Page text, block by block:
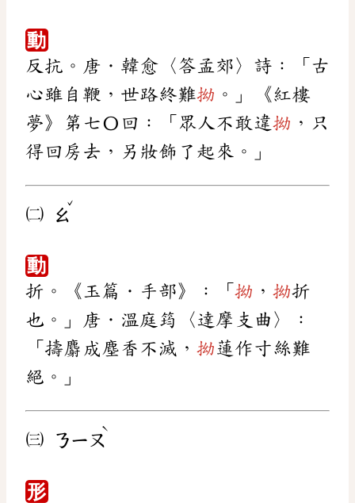
動
反抗。唐．韓愈〈答孟郊〉詩：「古
心雖自鞭，世路終難拗 。」《紅樓
夢》第七〇回：「眾人不敢違拗 ，只
得回房去，另妝飾了起來。」
㈡ ㄠ
ˇ
動
折。《玉篇．手部》：「 拗 ， 拗折
也。」唐．溫庭筠〈達摩支曲〉：
「擣麝成塵香不滅， 拗蓮作寸絲難
絕。」
㈢ ㄋㄧㄡ
ˋ
形